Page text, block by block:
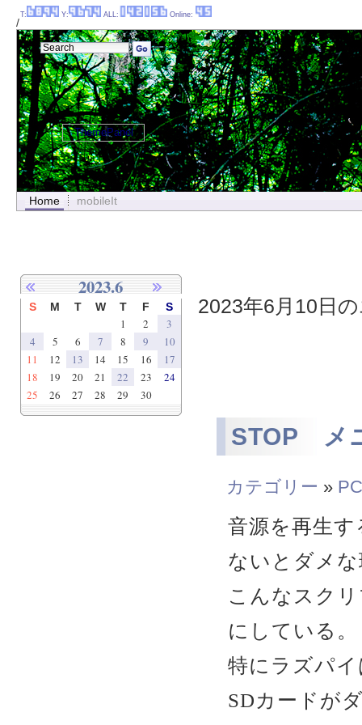
/
Home mobileIt
2023年6月10日
STOP メ
カテゴリー »
音源を再生
ないとダメ
こんなスク
にしている。
特にラズパ
SDカードが
2023.6
S M T W T F S
1 2
3
4
5 6 7 8 9
10
11
12 13 14 15 16
17
18
19 20 21 22 23
24
25
26 27 28 29 30
T: Y: ALL: Online:
ThemePanel